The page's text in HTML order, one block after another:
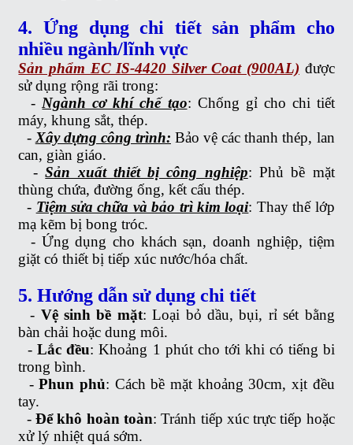
4. Ứng dụng chi tiết sản phẩm cho
nhiều ngành/lĩnh vực
Sản phẩm EC IS-4420 Silver Coat (900AL) được
sử dụng rộng rãi trong:
- Ngành cơ khí chế tạo: Chống gỉ cho chi tiết
máy, khung sắt, thép.
- Xây dựng công trình: Bảo vệ các thanh thép, lan
can, giàn giáo.
-Sản xuất thiết bị công nghiệp: Phủ bề mặt
thùng chứa, đường ống, kết cấu thép.
- Tiệm sửa chữa và bảo trì kim loại: Thay thế lớp
mạ kẽm bị bong tróc.
- Ứng dụng cho khách sạn, doanh nghiệp, tiệm
giặt có thiết bị tiếp xúc nước/hóa chất.
5. Hướng dẫn sử dụng chi tiết
- Vệ sinh bề mặt: Loại bỏ dầu, bụi, rỉ sét bằng
bàn chải hoặc dung môi.
-Lắc đều: Khoảng 1 phút cho tới khi có tiếng bi
trong bình.
-Phun phủ: Cách bề mặt khoảng 30cm, xịt đều
tay.
-Để khô hoàn toàn: Tránh tiếp xúc trực tiếp hoặc
xử lý nhiệt quá sớm.